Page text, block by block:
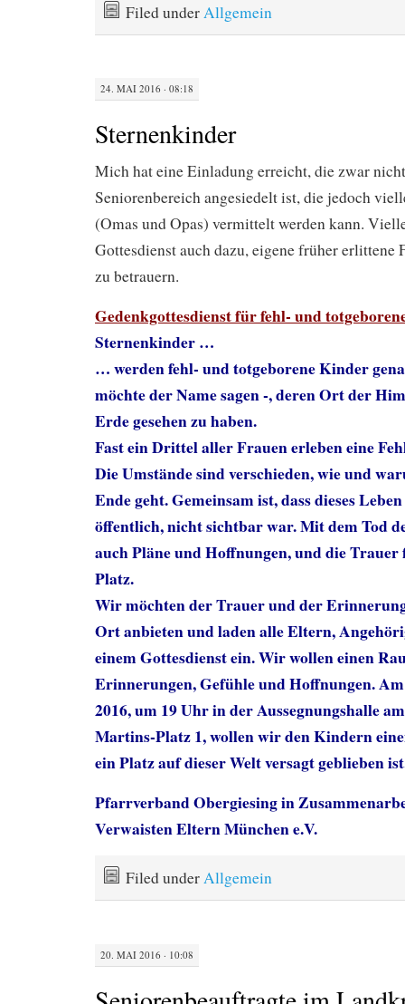
Filed underAllgemein
24. MAI 2016 · 08:18
Sternenkinder
Mich hat eine Einladung erreicht, die zwar
Seniorenbereich angesiedelt ist, die jedoch
(Omas und Opas) vermittelt werden kann.
Gottesdienst auch dazu, eigene früher erlittene
zu betrauern.
Gedenkgottesdienst für fehl- und
Sternenkinder …
… werden fehl- und totgeborene Kinder
möchte der Name sagen -, deren Ort der
Erde gesehen zu haben.
Fast ein Drittel aller Frauen erleben eine
Die Umstände sind verschieden, wie und
Ende geht. Gemeinsam ist, dass dieses
öffentlich, nicht sichtbar war. Mit dem Tod
auch Pläne und Hoffnungen, und die
Platz.
Wir möchten der Trauer und der
Ort anbieten und laden alle Eltern,
einem Gottesdienst ein. Wir wollen einen
Erinnerungen, Gefühle und Hoffnungen.
2016, um 19 Uhr in der Aussegnungshalle
Martins-Platz 1, wollen wir den Kindern
ein Platz auf dieser Welt versagt geblieben
Pfarrverband Obergiesing in
Verwaisten Eltern München e.V.
Filed underAllgemein
20. MAI 2016 · 10:08